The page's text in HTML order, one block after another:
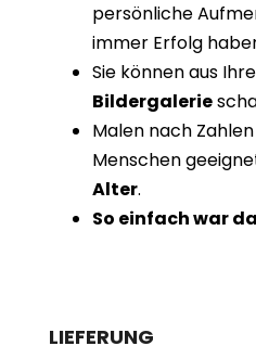
persönliche
immer Erfolg
Sie können aus
Bildergalerie
Malen nach
Menschen
Alter.
So einfach war
LIEFERUNG